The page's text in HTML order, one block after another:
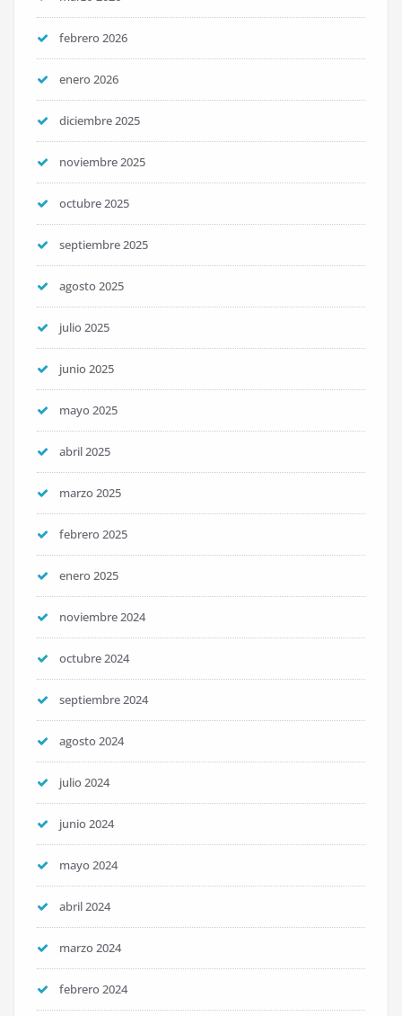
febrero 2026
enero 2026
diciembre 2025
noviembre 2025
octubre 2025
septiembre 2025
agosto 2025
julio 2025
junio 2025
mayo 2025
abril 2025
marzo 2025
febrero 2025
enero 2025
noviembre 2024
octubre 2024
septiembre 2024
agosto 2024
julio 2024
junio 2024
mayo 2024
abril 2024
marzo 2024
febrero 2024